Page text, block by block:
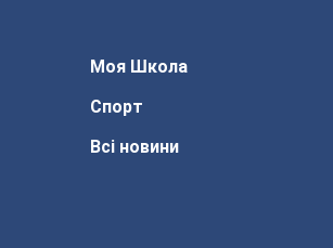
Моя Школа
Спорт
Всі новини